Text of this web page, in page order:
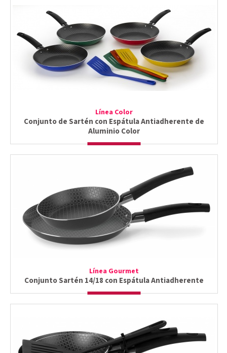
Línea Color
Conjunto de Sartén con Espátula Antiadherente de
Aluminio Color
Línea Gourmet
Conjunto Sartén 14/18 con Espátula Antiadherente